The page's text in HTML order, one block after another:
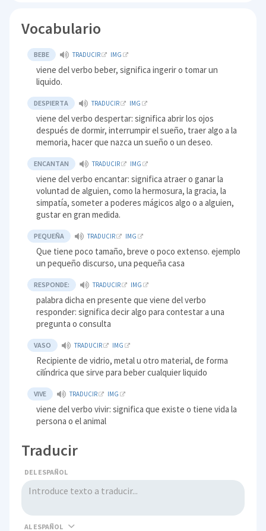
Vocabulario
BEBE TRADUCIR IMG
viene del verbo beber, significa ingerir o tomar un
liquido.
DESPIERTA TRADUCIR IMG
viene del verbo despertar: significa abrir los ojos
después de dormir, interrumpir el sueño, traer algo a la
memoria, hacer que nazca un sueño o un deseo.
ENCANTAN TRADUCIR IMG
viene del verbo encantar: significa atraer o ganar la
voluntad de alguien, como la hermosura, la gracia, la
simpatía, someter a poderes mágicos algo o a alguien,
gustar en gran medida.
PEQUEÑA TRADUCIR IMG
Que tiene poco tamaño, breve o poco extenso. ejemplo
un pequeño discurso, una pequeña casa
RESPONDE: TRADUCIR IMG
palabra dicha en presente que viene del verbo
responder: significa decir algo para contestar a una
pregunta o consulta
VASO TRADUCIR IMG
Recipiente de vidrio, metal u otro material, de forma
cilíndrica que sirve para beber cualquier liquido
VIVE TRADUCIR IMG
viene del verbo vivir: significa que existe o tiene vida la
persona o el animal
Traducir
DEL ESPAÑOL
AL